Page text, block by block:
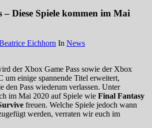
– Diese Spiele kommen im Mai
Eichhorn In News
der Xbox Game Pass sowie der Xbox
um einige spannende Titel erweitert,
den Pass wiederum verlassen. Unter
im Mai 2020 auf Spiele wie Final Fantasy
freuen. Welche Spiele jedoch wann
werden, verraten wir euch im